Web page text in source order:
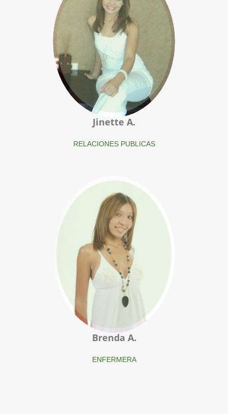
Jinette A.
RELACIONES PUBLICAS
Brenda A.
ENFERMERA